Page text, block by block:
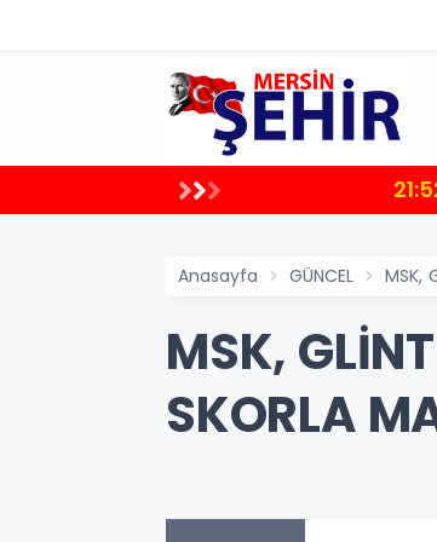
Anasayfa GÜNCEL MSK,
MSK,
SKORLA